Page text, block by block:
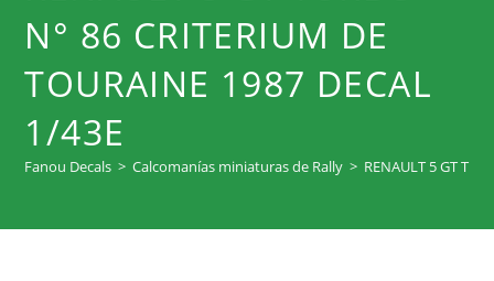
N° 86 CRITERIUM DE
TOURAINE 1987 DECAL
1/43E
Fanou Decals > Calcomanías miniaturas de Rally > RENAULT 5 GT